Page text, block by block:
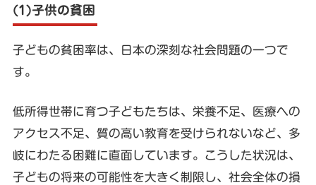
(1)子供の貧困
子どもの貧困率は、日本の深刻な社会問題の一つで
す。
低所得世帯に育つ子どもたちは、栄養不足、医療への
アクセス不足、質の高い教育を受けられないなど、多
岐にわたる困難に直面しています。こうした状況は、
子どもの将来の可能性を大きく制限し、社会全体の損